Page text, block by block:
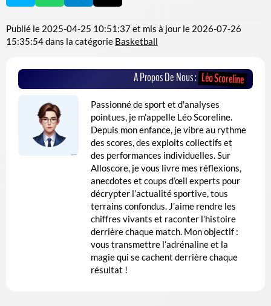
Publié le 2025-04-25 10:51:37et mis à jour le 2026-07-26
15:35:54dans la catégorie Basketball
A Propos De Nous :Léo Scoreline
Passionné de sport et d'analyses
pointues, je m’appelle Léo Scoreline.
Depuis mon enfance, je vibre au rythme
des scores, des exploits collectifs et
des performances individuelles. Sur
Alloscore, je vous livre mes réflexions,
anecdotes et coups d’œil experts pour
décrypter l’actualité sportive, tous
terrains confondus. J’aime rendre les
chiffres vivants et raconter l’histoire
derrière chaque match. Mon objectif :
vous transmettre l’adrénaline et la
magie qui se cachent derrière chaque
résultat !